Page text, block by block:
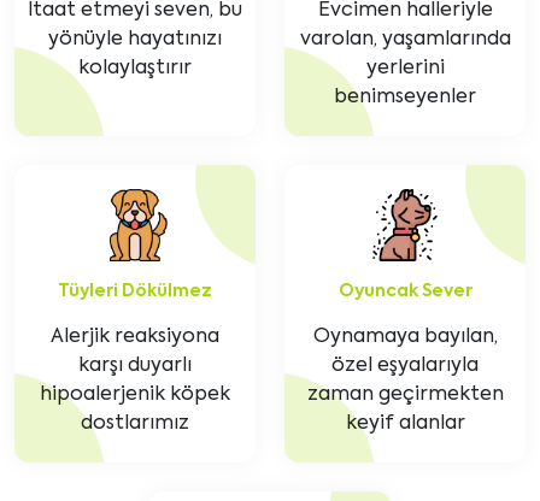
İtaat etmeyi seven, bu
yönüyle hayatınızı
kolaylaştırır
Evcimen halleriyle
varolan, yaşamlarında
yerlerini
benimseyenler
Tüyleri Dökülmez
Alerjik reaksiyona
karşı duyarlı
hipoalerjenik köpek
dostlarımız
Oyuncak Sever
Oynamaya bayılan,
özel eşyalarıyla
zaman geçirmekten
keyif alanlar